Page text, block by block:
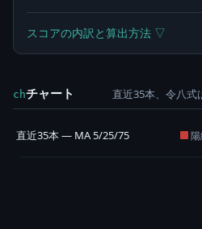
スコアの内訳と算出方法 ▽
chチャート 直近35本、令八式
直近35本 — MA 5/25/75